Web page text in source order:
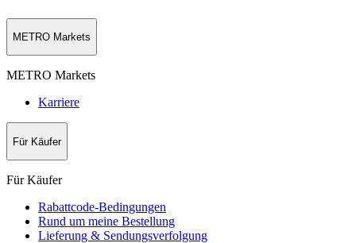
METRO Markets
METRO Markets
Karriere
Für Käufer
Für Käufer
Rabattcode-Bedingungen
Rund um meine Bestellung
Lieferung & Sendungsverfolgung